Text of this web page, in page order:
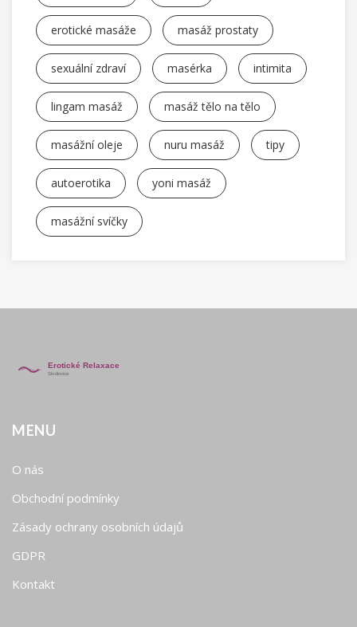
erotické masáže masáž prostaty
sexuální zdraví masérka intimita
lingam masáž masáž tělo na tělo
masážní oleje nuru masáž tipy
autoerotika yoni masáž
masážní svíčky
MENU
O nás
Obchodní podmínky
Zásady ochrany osobních údajů
GDPR
Kontakt